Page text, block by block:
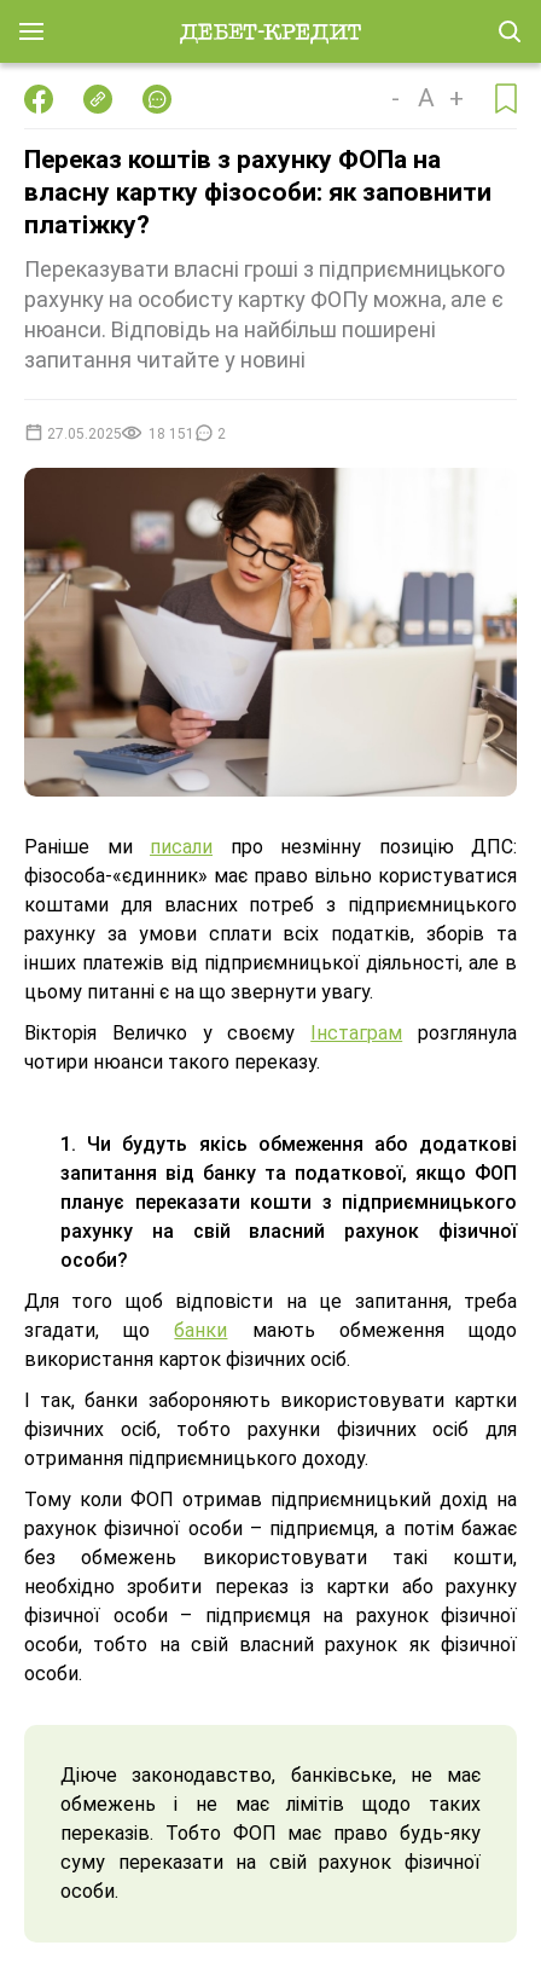
- A +
Переказ коштів з рахунку ФОПа на
власну картку фізособи: як заповнити
платіжку?
Переказувати власні гроші з підприємницького
рахунку на особисту картку ФОПу можна, але є
нюанси. Відповідь на найбільш поширені
запитання читайте у новині
27.05.2025 18 151 2
Раніше ми писали про незмінну позицію ДПС:
фізособа-«єдинник» має право вільно користуватися
коштами для власних потреб з підприємницького
рахунку за умови сплати всіх податків, зборів та
інших платежів від підприємницької діяльності, але в
цьому питанні є на що звернути увагу.
Вікторія Величко у своєму Інстаграм розглянула
чотири нюанси такого переказу.
1. Чи будуть якісь обмеження або додаткові
запитання від банку та податкової, якщо ФОП
планує переказати кошти з підприємницького
рахунку на свій власний рахунок фізичної
особи?
Для того щоб відповісти на це запитання, треба
згадати, щобанки мають обмеження щодо
використання карток фізичних осіб.
І так, банки забороняють використовувати картки
фізичних осіб, тобто рахунки фізичних осіб для
отримання підприємницького доходу.
Тому коли ФОП отримав підприємницький дохід на
рахунок фізичної особи – підприємця, а потім бажає
без обмежень використовувати такі кошти,
необхідно зробити переказ із картки або рахунку
фізичної особи – підприємця на рахунок фізичної
особи, тобто на свій власний рахунок як фізичної
особи.
Діюче законодавство, банківське, не має
обмежень і не має лімітів щодо таких
переказів. Тобто ФОП має право будь-яку
суму переказати на свій рахунок фізичної
особи.